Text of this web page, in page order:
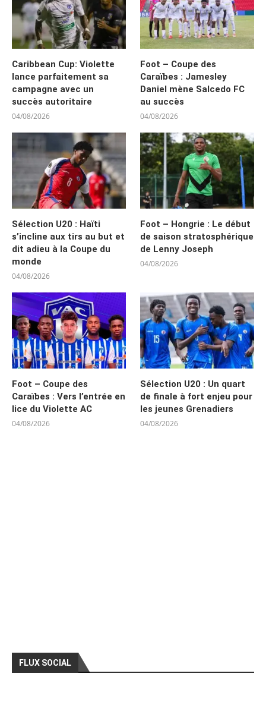
Caribbean Cup: Violette
lance parfaitement sa
campagne avec un
succès autoritaire
04/08/2026
Foot – Coupe des
Caraïbes : Jamesley
Daniel mène Salcedo FC
au succès
04/08/2026
Sélection U20 : Haïti
s’incline aux tirs au but et
dit adieu à la Coupe du
monde
04/08/2026
Foot – Hongrie : Le début
de saison stratosphérique
de Lenny Joseph
04/08/2026
Foot – Coupe des
Caraïbes : Vers l’entrée en
lice du Violette AC
04/08/2026
Sélection U20 : Un quart
de finale à fort enjeu pour
les jeunes Grenadiers
04/08/2026
FLUX SOCIAL